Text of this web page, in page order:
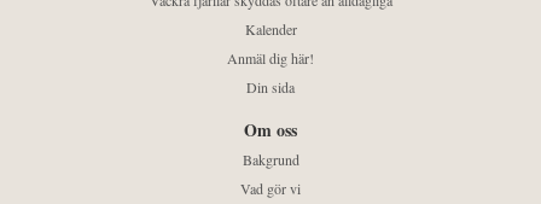
Kalender
Anmäl dig här!
Din sida
Om oss
Bakgrund
Vad gör vi